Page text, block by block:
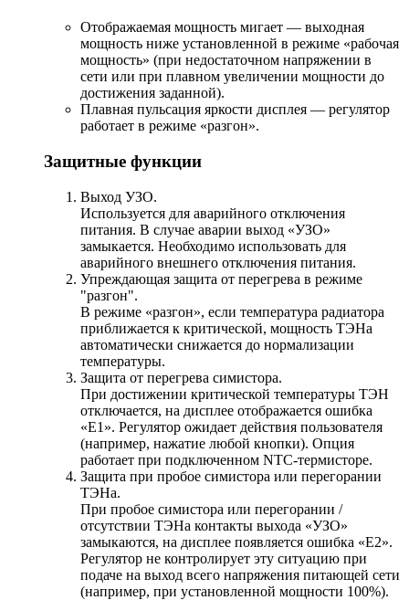
Отображаемая мощность мигает — выходная
мощность ниже установленной в режиме «рабочая
мощность» (при недостаточном напряжении в
сети или при плавном увеличении мощности до
достижения заданной).
Плавная пульсация яркости дисплея — регулятор
работает в режиме «разгон».
Защитные функции
Выход УЗО.
Используется для аварийного отключения
питания. В случае аварии выход «УЗО»
замыкается. Необходимо использовать для
аварийного внешнего отключения питания.
Упреждающая защита от перегрева в режиме
"разгон".
В режиме «разгон», если температура радиатора
приближается к критической, мощность ТЭНа
автоматически снижается до нормализации
температуры.
Защита от перегрева симистора.
При достижении критической температуры ТЭН
отключается, на дисплее отображается ошибка
«E1». Регулятор ожидает действия пользователя
(например, нажатие любой кнопки). Опция
работает при подключенном NTC-термисторе.
Защита при пробое симистора или перегорании
ТЭНа.
При пробое симистора или перегорании /
отсутствии ТЭНа контакты выхода «УЗО»
замыкаются, на дисплее появляется ошибка «E2».
Регулятор не контролирует эту ситуацию при
подаче на выход всего напряжения питающей сети
(например, при установленной мощности 100%).